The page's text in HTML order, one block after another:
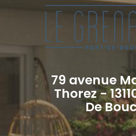
79 avenue
Thorez -
De